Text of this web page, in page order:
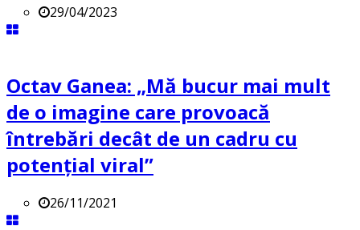
29/04/2023
Octav Ganea: „Mă bucur mai mult
de o imagine care provoacă
întrebări decât de un cadru cu
potenţial viral”
26/11/2021